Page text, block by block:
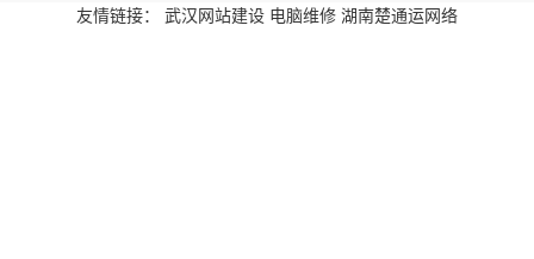
友情链接： 武汉网站建设 电脑维修 湖南楚通运网络